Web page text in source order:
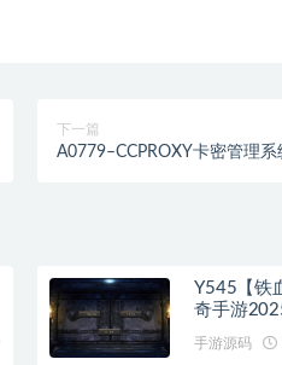
下一篇
A0779–CCPROXY卡密管理
Y545【铁
奇手游
手游源码